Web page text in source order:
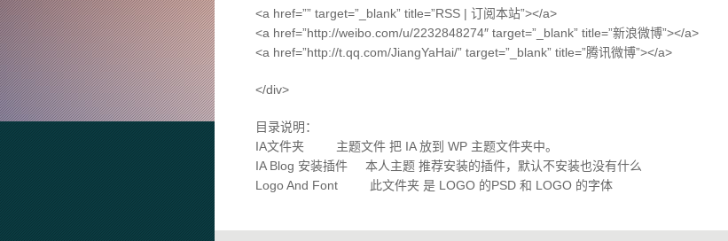
<a href=”” target=”_blank” title=”RSS | 订阅本站”></a>
<a href=”http://weibo.com/u/2232848274″ target=”_blank” title=”新浪微博”></a>
<a href=”http://t.qq.com/JiangYaHai/” target=”_blank” title=”腾讯微博”></a>
</div>
目录说明：
IA文件夹 主题文件 把 IA 放到 WP 主题文件夹中。
IA Blog 安装插件 本人主题 推荐安装的插件，默认不安装也没有什么
Logo And Font 此文件夹 是 LOGO 的PSD 和 LOGO 的字体